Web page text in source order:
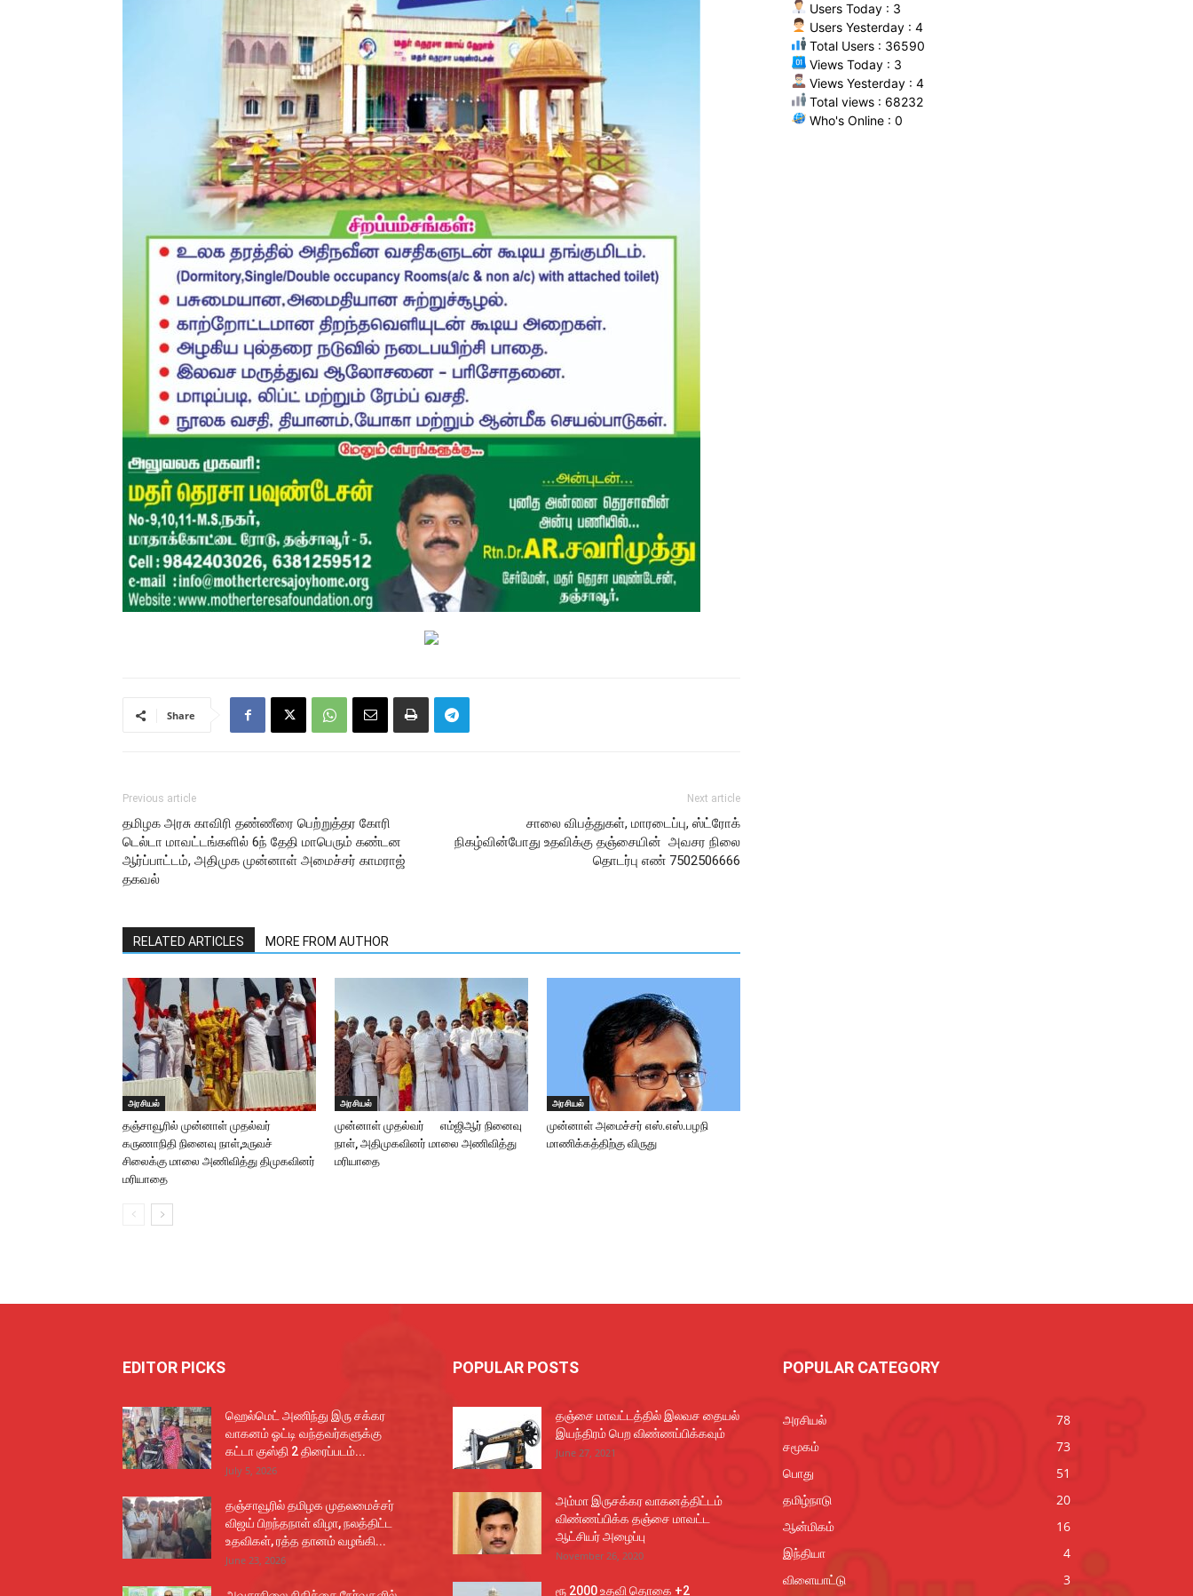
Share
Previous article
தமிழக அரசு காவிரி தண்ணீரை பெற்றுத்தர கோரி
டெல்டா மாவட்டங்களில் 6ந் தேதி மாபெரும் கண்டன
ஆர்ப்பாட்டம், அதிமுக முன்னாள் அமைச்சர் காமராஜ்
தகவல்
Next article
சாலை விபத்துகள், மாரடைப்பு, ஸ்ட்ரோக்
நிகழ்வின்போது உதவிக்கு தஞ்சையின் அவசர நிலை
தொடர்பு எண் 7502506666
RELATED ARTICLES MORE FROM AUTHOR
அரசியல்
தஞ்சாவூரில் முன்னாள் முதல்வர்
கருணாநிதி நினைவு நாள்,உருவச்
சிலைக்கு மாலை அணிவித்து திமுகவினர்
மரியாதை
அரசியல்
முன்னாள் முதல்வர் எம்ஜிஆர் நினைவு
நாள், அதிமுகவினர் மாலை அணிவித்து
மரியாதை
அரசியல்
முன்னாள் அமைச்சர் எஸ்.எஸ்.பழநி
மாணிக்கத்திற்கு விருது
Users Today : 3
Users Yesterday : 4
Total Users : 36590
Views Today : 3
Views Yesterday : 4
Total views : 68232
Who's Online : 0
EDITOR PICKS
ஹெல்மெட் அணிந்து இரு சக்கர
வாகனம் ஓட்டி வந்தவர்களுக்கு
கட்டா குஸ்தி 2 திரைப்படம்...
July 5, 2026
தஞ்சாவூரில் தமிழக முதலமைச்சர்
விஜய் பிறந்தநாள் விழா, நலத்திட்ட
உதவிகள், ரத்த தானம் வழங்கி...
June 23, 2026
POPULAR POSTS
தஞ்சை மாவட்டத்தில் இலவச தையல்
இயந்திரம் பெற விண்ணப்பிக்கவும்
June 27, 2021
அம்மா இருசக்கர வாகனத்திட்டம்
விண்ணப்பிக்க தஞ்சை மாவட்ட
ஆட்சியர் அழைப்பு
November 26, 2020
ரூ 2000 உதவி தொகை +2
POPULAR CATEGORY
அரசியல்
78
சமூகம்
73
பொது
51
தமிழ்நாடு
20
ஆன்மிகம்
16
இந்தியா
4
விளையாட்டு
3